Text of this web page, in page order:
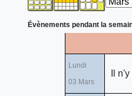
Évènements pendant la
Lundi
03 Mars
Il